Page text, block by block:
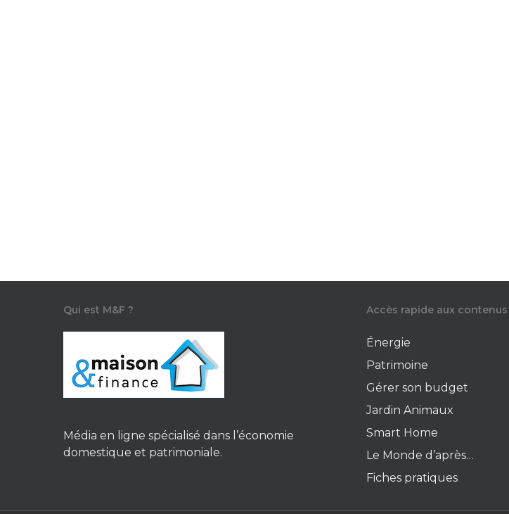
Qui est M&F ?
Média en ligne spécialisé dans l’économie
domestique et patrimoniale.
Accès rapide aux contenus
Énergie
Patrimoine
Gérer son budget
Jardin Animaux
Smart Home
Le Monde d’après…
Fiches pratiques